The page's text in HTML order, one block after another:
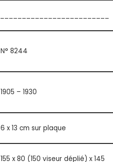
N° 8244
1905 – 1930
6 x 13 cm sur plaque
155 x 80 (150 viseur déplié) x 145